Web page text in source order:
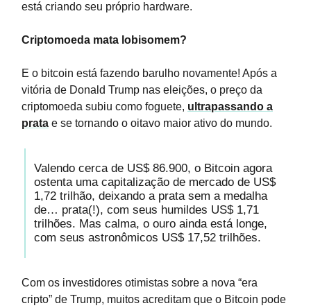
está criando seu próprio hardware.
Criptomoeda mata lobisomem?
E o bitcoin está fazendo barulho novamente! Após a
vitória de Donald Trump nas eleições, o preço da
criptomoeda subiu como foguete, ultrapassando a
prata e se tornando o oitavo maior ativo do mundo.
Valendo cerca de US$ 86.900, o Bitcoin agora
ostenta uma capitalização de mercado de US$
1,72 trilhão, deixando a prata sem a medalha
de… prata(!), com seus humildes US$ 1,71
trilhões. Mas calma, o ouro ainda está longe,
com seus astronômicos US$ 17,52 trilhões.
Com os investidores otimistas sobre a nova “era
cripto” de Trump, muitos acreditam que o Bitcoin pode